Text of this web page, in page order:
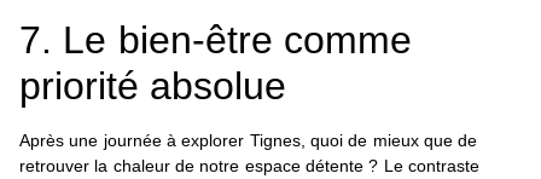
7. Le bien-être comme
priorité absolue
Après une journée à explorer Tignes, quoi de mieux que de
retrouver la chaleur de notre espace détente ? Le contraste